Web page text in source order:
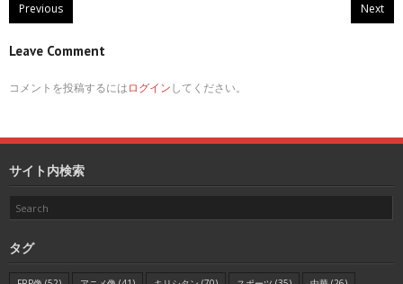
Previous Next
Leave Comment
コメントを投稿するにはログインしてください。
サイト内検索
タグ